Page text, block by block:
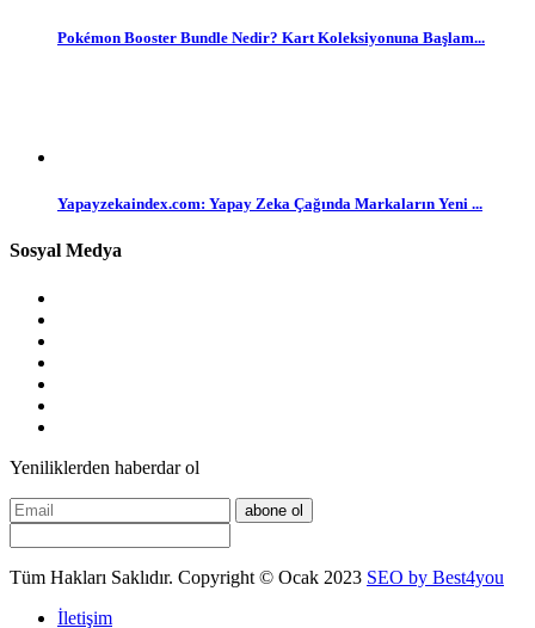
Pokémon Booster Bundle Nedir? Kart Koleksiyonuna Başlam...
Yapayzekaindex.com: Yapay Zeka Çağında Markaların Yeni ...
Sosyal Medya
Yeniliklerden haberdar ol
abone ol
Tüm Hakları Saklıdır. Copyright © Ocak 2023 SEO by Best4you
İletişim